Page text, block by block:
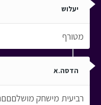
יעלוש
מטורף
הדסה.א
רביעית מישחק